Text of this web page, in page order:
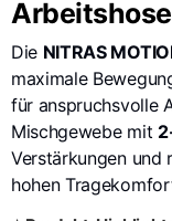
Arbeitshose
Die NITRAS
maximale
für anspruchsvolle
Mischgewebe mit
Verstärkungen und
hohen